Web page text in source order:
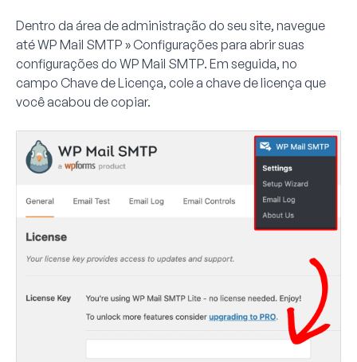
Dentro da área de administração do seu site, navegue
atéWP Mail SMTP » Configurações para abrir suas
configurações do WP Mail SMTP. Em seguida, no
campo Chave de Licença, cole a chave de licença que
você acabou de copiar.